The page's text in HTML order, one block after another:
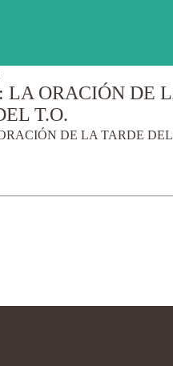
LA ORACIÓN DE
T.O.
DE LA TARDE